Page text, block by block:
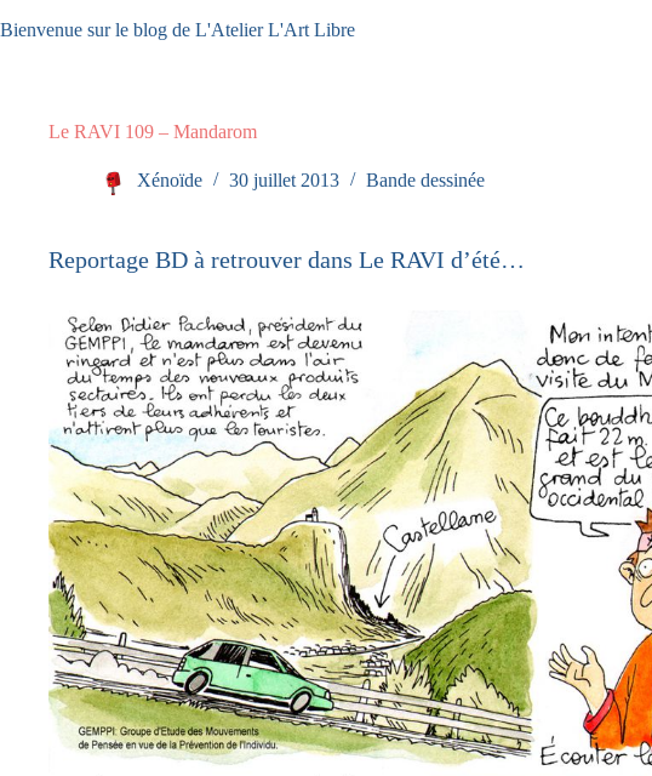
au
Bienvenue sur le blog de L'Atelier L'Art Libre
Le RAVI 109 – Mandarom
Xénoïde 30 juillet 2013 Bande dessinée
Reportage BD à retrouver dans Le RAVI d’été…